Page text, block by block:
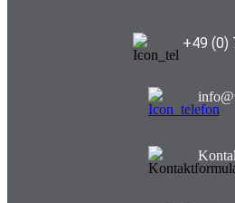
+49 (0)